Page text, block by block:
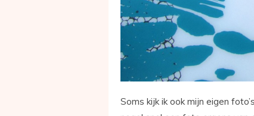
Soms kijk ik ook mijn eigen